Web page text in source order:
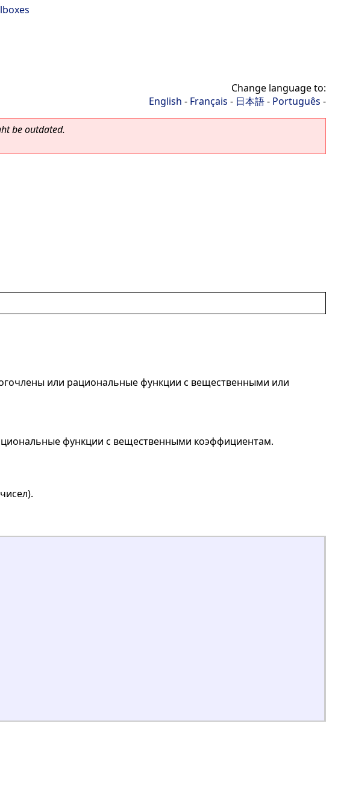
Change language to:
English - Français - 日本語- Português -
be outdated.
или рациональные функции с вещественными или
функции с вещественными коэффициентам.